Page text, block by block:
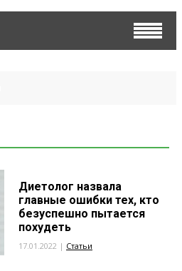
Диетолог назвала
главные ошибки тех, кто
безуспешно пытается
похудеть
17.01.2022 | Статьи